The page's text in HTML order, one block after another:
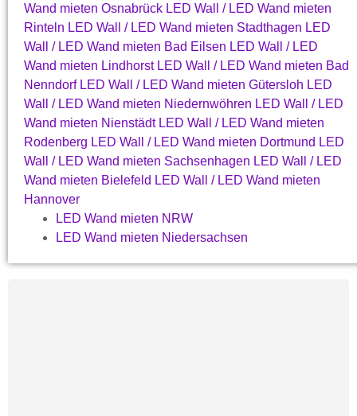
Wand mieten Osnabrück LED Wall / LED Wand mieten
Rinteln LED Wall / LED Wand mieten Stadthagen LED
Wall / LED Wand mieten Bad Eilsen LED Wall / LED
Wand mieten Lindhorst LED Wall / LED Wand mieten Bad
Nenndorf LED Wall / LED Wand mieten Gütersloh LED
Wall / LED Wand mieten Niedernwöhren LED Wall / LED
Wand mieten Nienstädt LED Wall / LED Wand mieten
Rodenberg LED Wall / LED Wand mieten Dortmund LED
Wall / LED Wand mieten Sachsenhagen LED Wall / LED
Wand mieten Bielefeld LED Wall / LED Wand mieten
Hannover
LED Wand mieten NRW
LED Wand mieten Niedersachsen